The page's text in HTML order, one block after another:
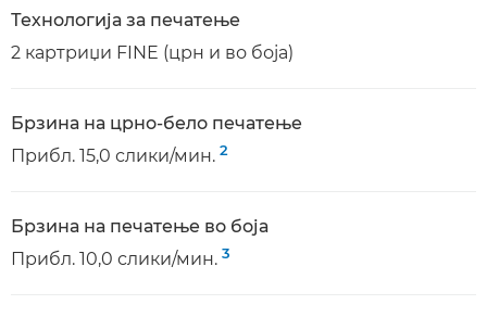
Технологија за печатење
2 картриџи FINE (црн и во боја)
Брзина на црно-бело печатење
Прибл. 15,0 слики/мин. 2
Брзина на печатење во боја
Прибл. 10,0 слики/мин. 3